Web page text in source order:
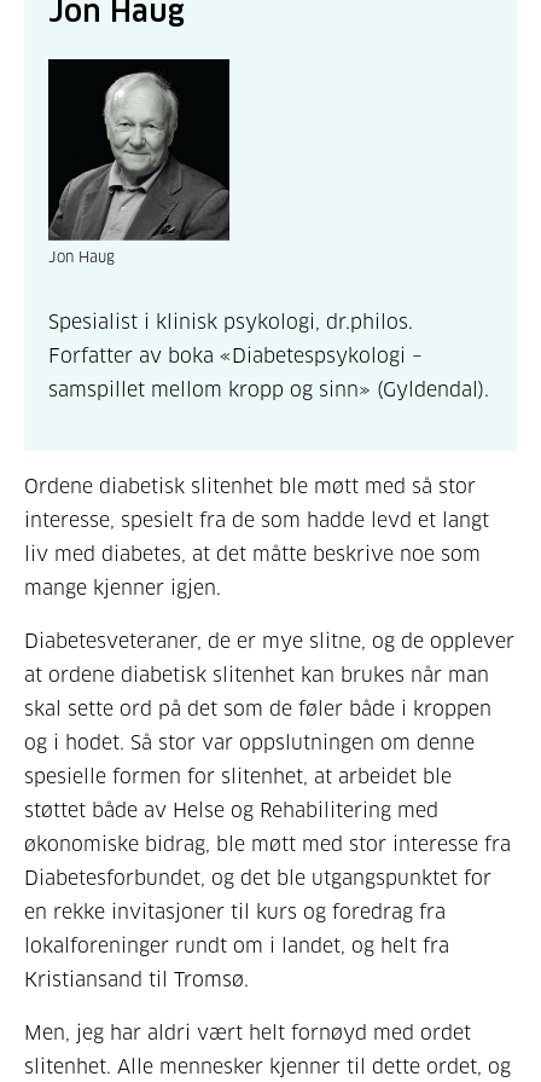
Jon Haug
Jon Haug
Spesialist i klinisk psykologi, dr.philos.
Forfatter av boka «Diabetespsykologi –
samspillet mellom kropp og sinn» (Gyldendal).
Ordene diabetisk slitenhet ble møtt med så stor
interesse, spesielt fra de som hadde levd et langt
liv med diabetes, at det måtte beskrive noe som
mange kjenner igjen.
Diabetesveteraner, de er mye slitne, og de opplever
at ordene diabetisk slitenhet kan brukes når man
skal sette ord på det som de føler både i kroppen
og i hodet. Så stor var oppslutningen om denne
spesielle formen for slitenhet, at arbeidet ble
støttet både av Helse og Rehabilitering med
økonomiske bidrag, ble møtt med stor interesse fra
Diabetesforbundet, og det ble utgangspunktet for
en rekke invitasjoner til kurs og foredrag fra
lokalforeninger rundt om i landet, og helt fra
Kristiansand til Tromsø.
Men, jeg har aldri vært helt fornøyd med ordet
slitenhet. Alle mennesker kjenner til dette ordet, og